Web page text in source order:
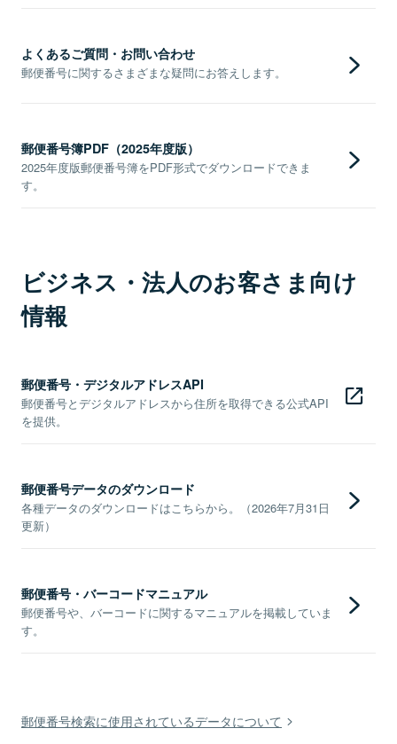
よくあるご質問・お問い合わせ
郵便番号に関するさまざまな疑問にお答えします。
郵便番号簿PDF（2025年度版）
2025年度版郵便番号簿をPDF形式でダウンロードできま
す。
ビジネス・法人のお客さま向け
情報
郵便番号・デジタルアドレスAPI
郵便番号とデジタルアドレスから住所を取得できる公式API
を提供。
郵便番号データのダウンロード
各種データのダウンロードはこちらから。（2026年7月31日
更新）
郵便番号・バーコードマニュアル
郵便番号や、バーコードに関するマニュアルを掲載していま
す。
郵便番号検索に使用されているデータについて